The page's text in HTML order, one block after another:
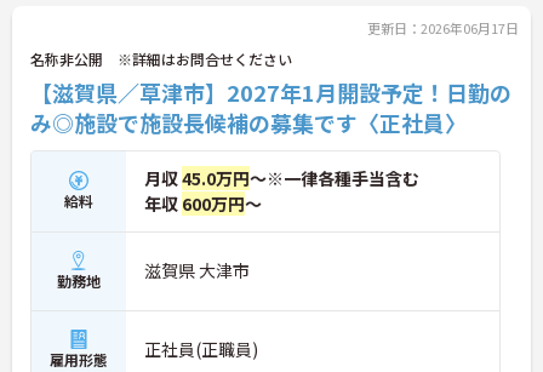
更新日：2026年06月17日
名称非公開 ※詳細はお問合せください
【滋賀県／草津市】2027年1月開設予定！日勤の
み◎施設で施設長候補の募集です〈正社員〉
給料
月収45.0万円～※一律各種手当含む
年収 600万円～
勤務地 滋賀県 大津市
雇用形態 正社員(正職員)